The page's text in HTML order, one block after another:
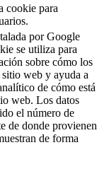
cookie para
por Google
se utiliza para
sobre cómo los
web y ayuda a
de cómo está
web. Los datos
el número de
de donde provienen
de forma